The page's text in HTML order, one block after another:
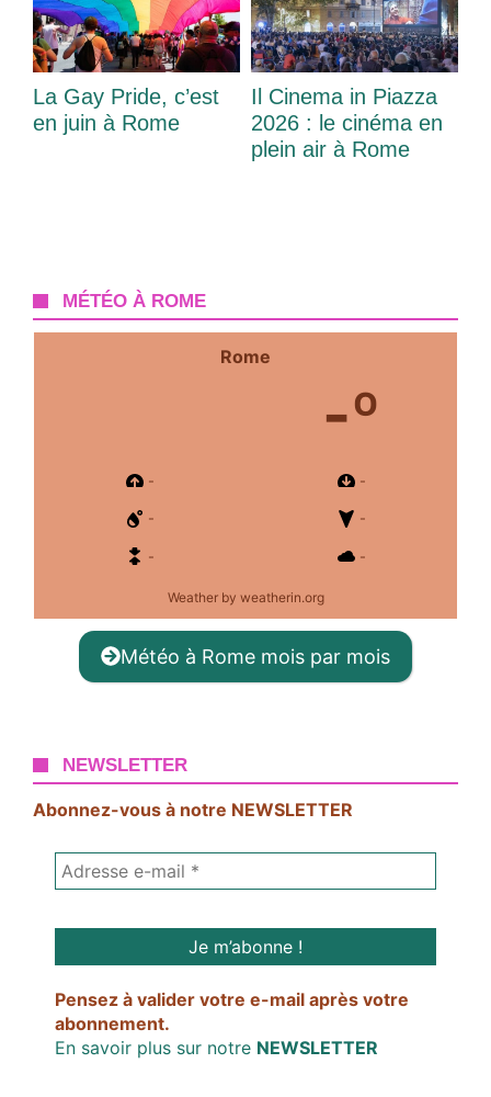
La Gay Pride, c’est
en juin à Rome
Il Cinema in Piazza
2026 : le cinéma en
plein air à Rome
MÉTÉO À ROME
Rome
-º
- -
- -
- -
Weatherby weatherin.org
Météo à Rome mois par mois
NEWSLETTER
Abonnez-vous à notre NEWSLETTER
Pensez à valider votre e-mail après votre
abonnement.
En savoir plus sur notre NEWSLETTER